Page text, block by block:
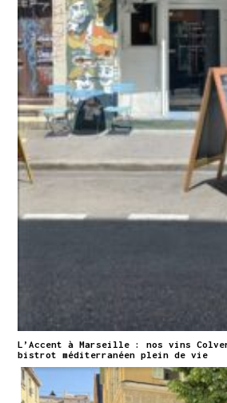
L’Accent à Marseille : nos vins
bistrot méditerranéen plein de vie